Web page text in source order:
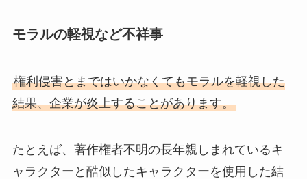
モラルの軽視など不祥事
権利侵害とまではいかなくてもモラルを軽視した
結果、企業が炎上することがあります。
たとえば、著作権者不明の長年親しまれているキ
ャラクターと酷似したキャラクターを使用した結